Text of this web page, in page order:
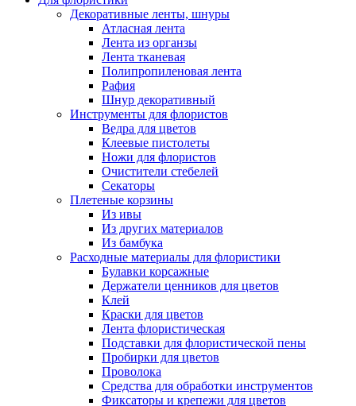
Декоративные ленты, шнуры
Атласная лента
Лента из органзы
Лента тканевая
Полипропиленовая лента
Рафия
Шнур декоративный
Инструменты для флористов
Ведра для цветов
Клеевые пистолеты
Ножи для флористов
Очистители стебелей
Секаторы
Плетеные корзины
Из ивы
Из других материалов
Из бамбука
Расходные материалы для флористики
Булавки корсажные
Держатели ценников для цветов
Клей
Краски для цветов
Лента флористическая
Подставки для флористической пены
Пробирки для цветов
Проволока
Средства для обработки инструментов
Фиксаторы и крепежи для цветов